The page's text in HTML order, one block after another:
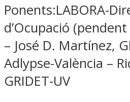
Ponents:LABORA-
d’Ocupació
– José D. Martínez,
Adlypse-València –
GRIDET-UV